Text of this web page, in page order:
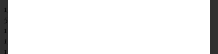
150 g Butter
500 ml Milch
1 Würfel Hefe
150 g Zucker
1 TL Salz